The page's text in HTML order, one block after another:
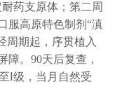
药支原体；第二周
服高原特色制剂“滇
周期起，序贯植入
障。90天后复查，
Ⅰ级，当月自然受